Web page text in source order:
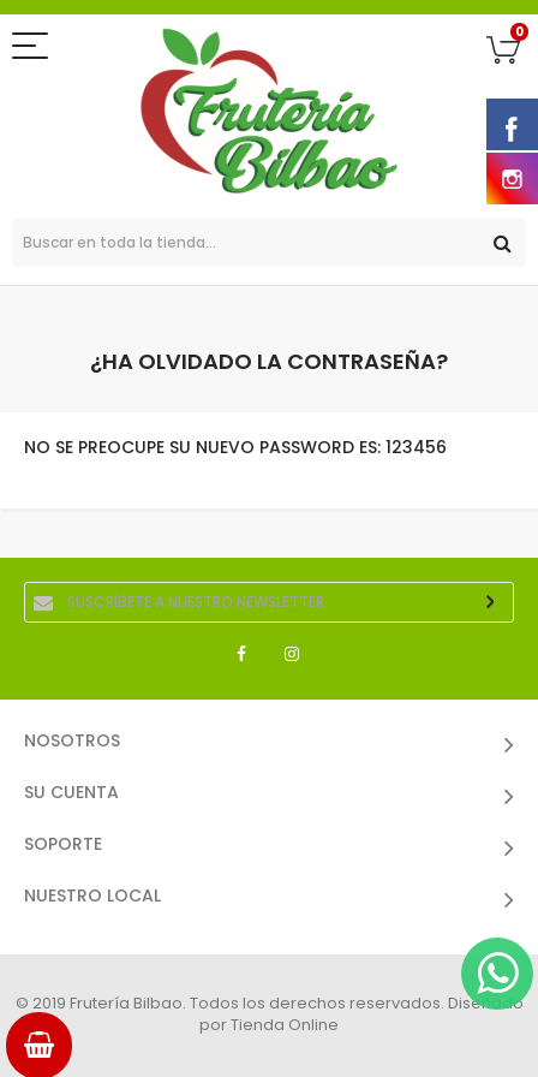
0
¿HA OLVIDADO LA CONTRASEÑA?
NO SE PREOCUPE SU NUEVO PASSWORD ES: 123456
NOSOTROS
SU CUENTA
SOPORTE
NUESTRO LOCAL
© 2019 Frutería Bilbao. Todos los derechos reservados. Diseñado
porTienda Online